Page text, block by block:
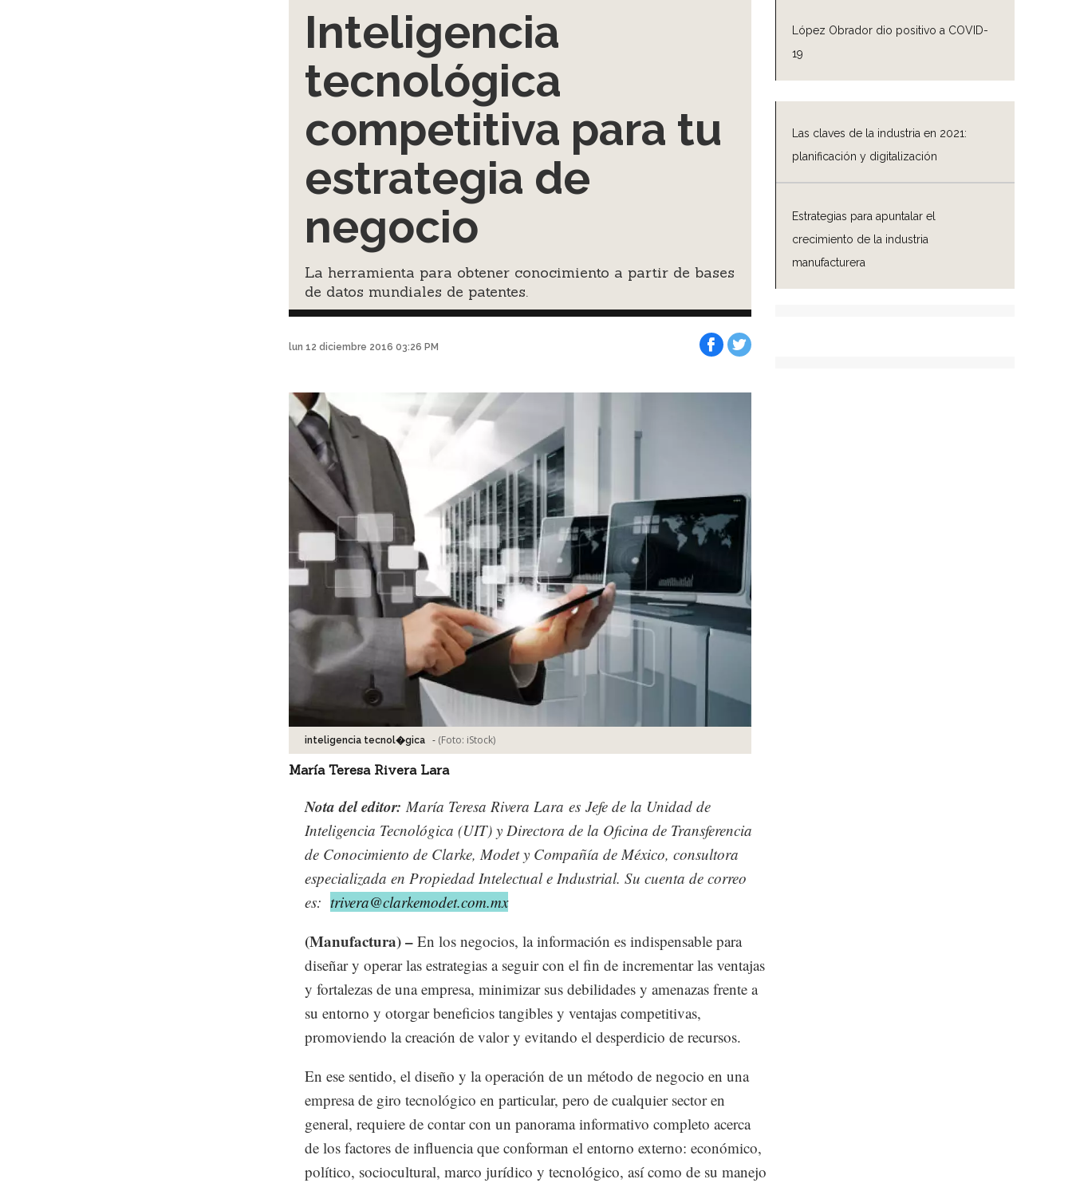
López Obrador dio positivo a COVID-
19
Las claves de la industria en 2021:
planificación y digitalización
Estrategias para apuntalar el
crecimiento de la industria
manufacturera
Inteligencia
tecnológica
competitiva para tu
estrategia de
negocio
La herramienta para obtener conocimiento a partir de bases
de datos mundiales de patentes.
lun 12 diciembre 2016 03:26 PM
inteligencia tecnol�gica - (Foto: iStock)
María Teresa Rivera Lara
Nota del editor: María Teresa Rivera Lara es Jefe de la Unidad de
Inteligencia Tecnológica (UIT) y Directora de la Oficina de Transferencia
de Conocimiento de Clarke, Modet y Compañía de México, consultora
especializada en Propiedad Intelectual e Industrial. Su cuenta de correo
es: trivera@clarkemodet.com.mx
(Manufactura) – En los negocios, la información es indispensable para
diseñar y operar las estrategias a seguir con el fin de incrementar las ventajas
y fortalezas de una empresa, minimizar sus debilidades y amenazas frente a
su entorno y otorgar beneficios tangibles y ventajas competitivas,
promoviendo la creación de valor y evitando el desperdicio de recursos.
En ese sentido, el diseño y la operación de un método de negocio en una
empresa de giro tecnológico en particular, pero de cualquier sector en
general, requiere de contar con un panorama informativo completo acerca
de los factores de influencia que conforman el entorno externo: económico,
político, sociocultural, marco jurídico y tecnológico, así como de su manejo